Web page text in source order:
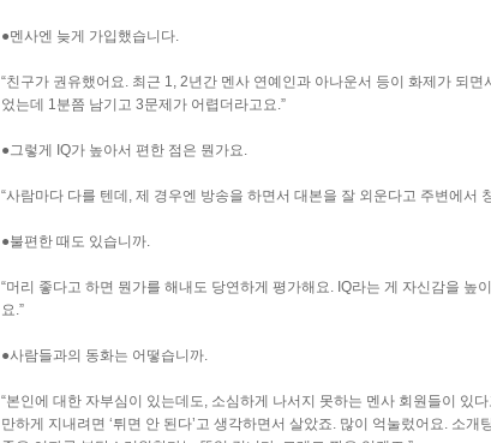
●멘사엔 늦게 가입했습니다.
“친구가 권유했어요. 최근 1, 2년간 멘사 연예인과 아나운서 등이 화제가 되
었는데 1분쯤 남기고 3문제가 어렵더라고요.”
●그렇게 IQ가 높아서 편한 점은 뭔가요.
“사람마다 다를 텐데, 제 경우엔 방송을 하면서 대본을 잘 외운다고 주변에서
●불편한 때도 있습니까.
“머리 좋다고 하면 뭔가를 해내도 당연하게 평가해요. IQ라는 게 자신감을
요.”
●사람들과의 동화는 어떻습니까.
“본인에 대한 자부심이 있는데도, 소심하게 나서지 못하는 멘사 회원들이 있
만하게 지내려면 ‘튀면 안 된다’고 생각하면서 살았죠. 많이 억눌렀어요. 소개